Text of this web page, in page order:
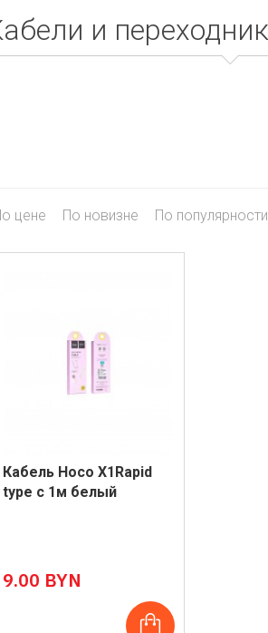
и
цене По новизне По популярности
Кабель Hoco X1Rapid
type c 1м белый
9.00 BYN